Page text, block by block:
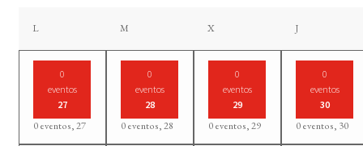
Llunes Mmartes Xmiércoles Jjueves
0
eventos
27
0 eventos,27
0
eventos
28
0 eventos,28
0
eventos
29
0 eventos,29
0
eventos
30
0 eventos, 30